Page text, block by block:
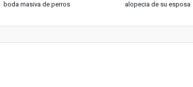
boda masiva de perros
alopecia de su esposa